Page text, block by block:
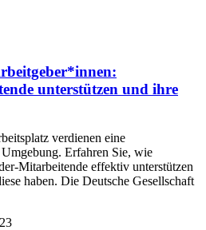
unterstützen und ihre
verdienen eine
Erfahren Sie, wie
Mitarbeitende effektiv unterstützen
haben. Die Deutsche Gesellschaft